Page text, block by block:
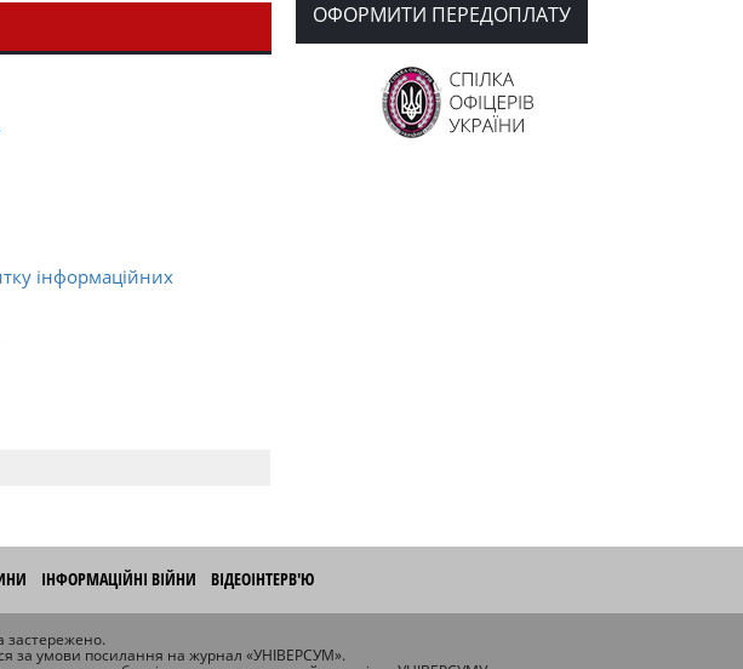
День Вишиванки в Норт Порті
OPUS MAGNUM Олега К. Романчука
інформаційних
ОФОРМИТИ ПЕРЕДОПЛАТУ
ІНФОРМАЦІЙНІ ВІЙНИ ВІДЕОІНТЕРВ'Ю
застережено.
за умови посилання на журнал «УНІВЕРСУМ».